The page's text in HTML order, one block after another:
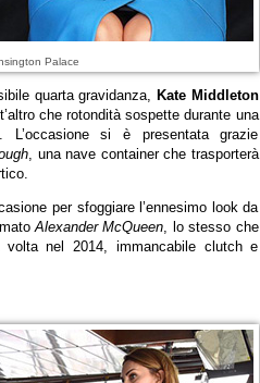
Palace
quarta gravidanza, Kate Middleton
che rotondità sospette durante una
. L’occasione si è presentata grazie
, una nave container che trasporterà
per sfoggiare l’ennesimo look da
Alexander McQueen, lo stesso che
nel 2014, immancabile clutch e